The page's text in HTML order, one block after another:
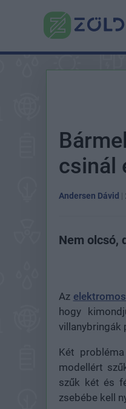
csinál
Andersen Dávid |
Nem olcsó,
Az
hogy
villanybringák
Két
modellért
szűk két és
zsebébe kell